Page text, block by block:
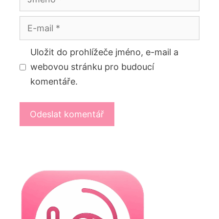
E-
mail
Uložit do prohlížeče jméno, e-mail a
webovou stránku pro budoucí
komentáře.